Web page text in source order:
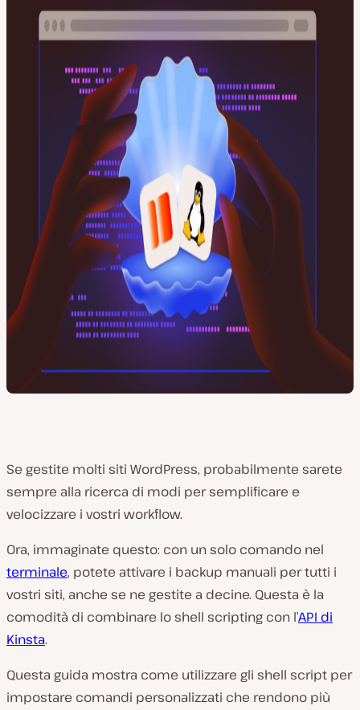
Se gestite molti siti WordPress, probabilmente sarete
sempre alla ricerca di modi per semplificare e
velocizzare i vostri workflow.
Ora, immaginate questo: con un solo comando nel
terminale, potete attivare i backup manuali per tutti i
vostri siti, anche se ne gestite a decine. Questa è la
comodità di combinare lo shell scripting con l’API di
Kinsta.
Questa guida mostra come utilizzare gli shell script per
impostare comandi personalizzati che rendono più